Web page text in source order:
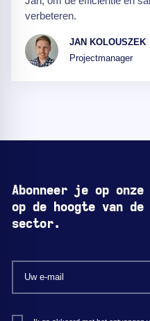
verbeteren.
JAN KOLOUSZEK
Projectmanager
Abonneer je op
op de hoogte van
sector.